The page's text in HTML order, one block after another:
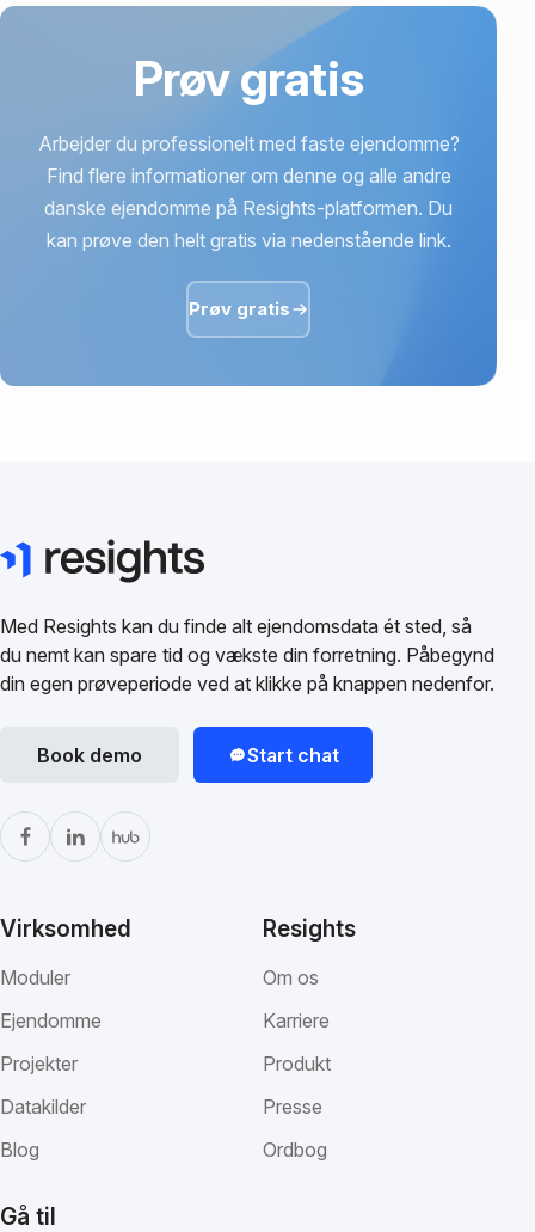
Prøv gratis
Arbejder du professionelt med faste ejendomme?
Find flere informationer om denne og alle andre
danske ejendomme på Resights-platformen. Du
kan prøve den helt gratis via nedenstående link.
Prøv gratis
Med Resights kan du finde alt ejendomsdata ét sted, så
du nemt kan spare tid og vækste din forretning. Påbegynd
din egen prøveperiode ved at klikke på knappen nedenfor.
Book demo Start chat
Virksomhed
Moduler
Ejendomme
Projekter
Datakilder
Blog
Resights
Om os
Karriere
Produkt
Presse
Ordbog
Gå til